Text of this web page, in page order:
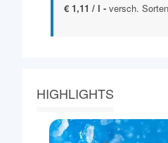
€ 1,11 / l - versch.
HIGHLIGHTS